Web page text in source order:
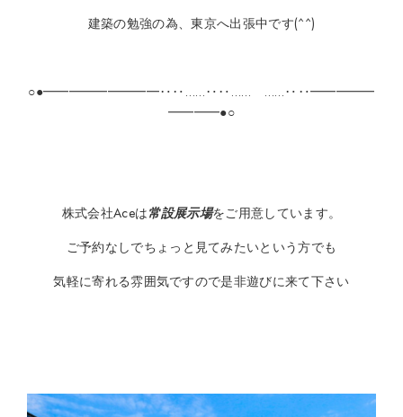
建築の勉強の為、東京へ出張中です(^^)
○●━━━━━━━━━‥‥……‥‥…… ……‥‥━━━━━
━━━━●○
株式会社Aceは常設展示場をご用意しています。
ご予約なしでちょっと見てみたいという方でも
気軽に寄れる雰囲気ですので是非遊びに来て下さい